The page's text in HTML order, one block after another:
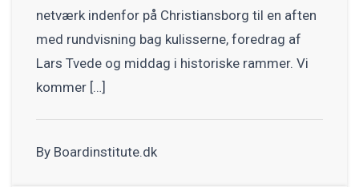
netværk indenfor på Christiansborg til en aften
med rundvisning bag kulisserne, foredrag af
Lars Tvede og middag i historiske rammer. Vi
kommer […]
By Boardinstitute.dk